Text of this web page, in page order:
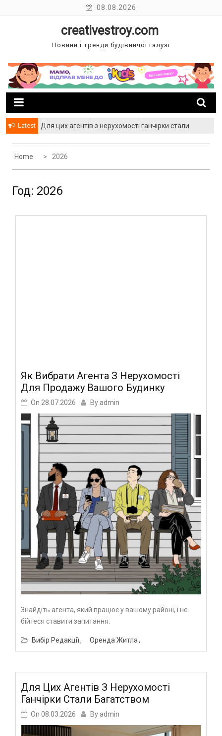
08.08.2026
creativestroy.com
Новини і тренди будівничої галузі
Latest
Для цих агентів з нерухомості ганчірки стали
Home 2026
Год: 2026
Як Вибрати Агента З Нерухомості
Для Продажу Вашого Будинку
On 28.07.2026 By admin
Знайдіть агента, який працює у вашому районі, і не
бійтеся ставити запитання.
Вибір Редакції Оренда Житла
Для Цих Агентів З Нерухомості
Ганчірки Стали Багатством
On 08.03.2026 By admin